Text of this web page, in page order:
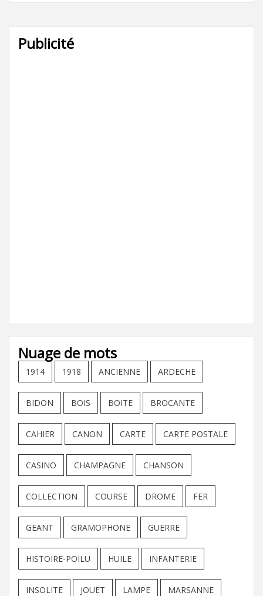
Publicité
Nuage de mots
1914 1918 ANCIENNE ARDECHE
BIDON BOIS BOITE BROCANTE
CAHIER CANON CARTE CARTE POSTALE
CASINO CHAMPAGNE CHANSON
COLLECTION COURSE DROME FER
GEANT GRAMOPHONE GUERRE
HISTOIRE-POILU HUILE INFANTERIE
INSOLITE JOUET LAMPE MARSANNE